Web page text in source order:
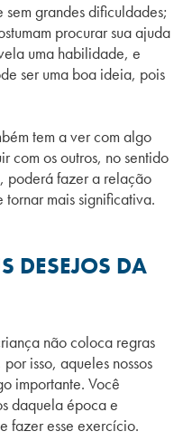
grandes dificuldades;
procurar sua ajuda
uma habilidade, e
ser uma boa ideia, pois
tem a ver com algo
com os outros, no sentido
poderá fazer a relação
tornar mais significativa.
DESEJOS DA
não coloca regras
isso, aqueles nossos
importante. Você
daquela época e
fazer esse exercício.